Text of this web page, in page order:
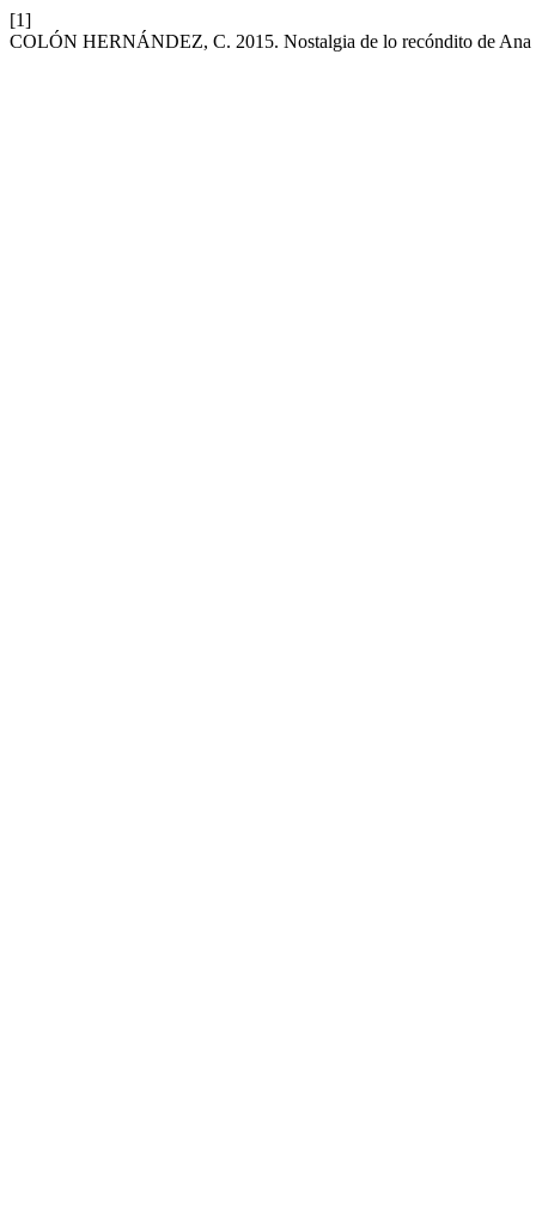
[1]
COLÓN HERNÁNDEZ, C. 2015. Nostalgia de lo recóndito de